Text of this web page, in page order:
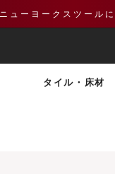
ニューヨークスツール
タイル・床材